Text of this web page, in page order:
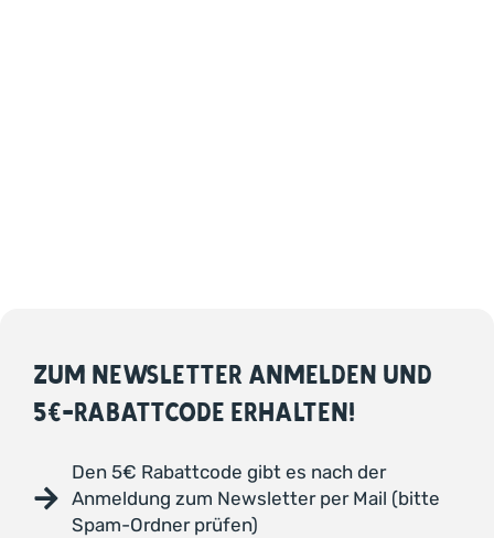
ZUM NEWSLETTER ANMELDEN UND
5€-RABATTCODE ERHALTEN!
Den 5€ Rabattcode gibt es nach der
Anmeldung zum Newsletter per Mail (bitte
Spam-Ordner prüfen)